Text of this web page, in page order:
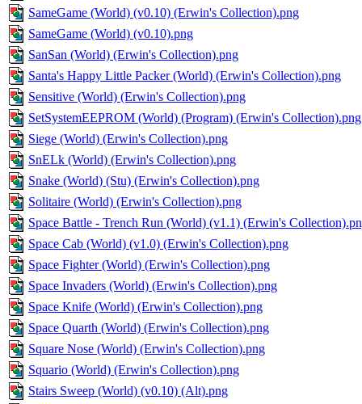
SameGame (World) (v0.10) (Erwin's Collection).png
SameGame (World) (v0.10).png
SanSan (World) (Erwin's Collection).png
Santa's Happy Little Packer (World) (Erwin's Collection).png
Sensitive (World) (Erwin's Collection).png
SetSystemEEPROM (World) (Program) (Erwin's Collection).png
Siege (World) (Erwin's Collection).png
SnELk (World) (Erwin's Collection).png
Snake (World) (Stu) (Erwin's Collection).png
Solitaire (World) (Erwin's Collection).png
Space Battle - Trench Run (World) (v1.1) (Erwin's
Space Cab (World) (v1.0) (Erwin's Collection).png
Space Fighter (World) (Erwin's Collection).png
Space Invaders (World) (Erwin's Collection).png
Space Knife (World) (Erwin's Collection).png
Space Quarth (World) (Erwin's Collection).png
Square Nose (World) (Erwin's Collection).png
Squario (World) (Erwin's Collection).png
Stairs Sweep (World) (v0.10) (Alt).png